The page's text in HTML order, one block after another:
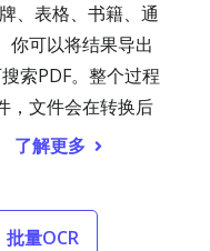
、表格、书籍、通
你可以将结果导出
索PDF。整个过程
，文件会在转换后
了解更多
批量OCR